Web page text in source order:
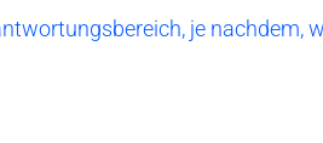
je nachdem,